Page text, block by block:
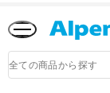
品
検